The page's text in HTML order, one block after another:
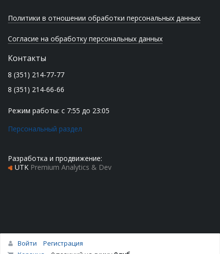
Политики в отношении обработки персональных данных
Согласие на обработку персональных данных
Контакты
8 (351) 214-77-77
8 (351) 214-66-66
Режим работы: с 7:55 до 23:05
Персональный раздел
Разработка и продвижение:
UTK Premium Analytics & Dev
Наверх
Войти
Регистрация